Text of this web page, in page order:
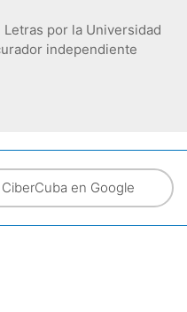
por la Universidad
independiente
en Google